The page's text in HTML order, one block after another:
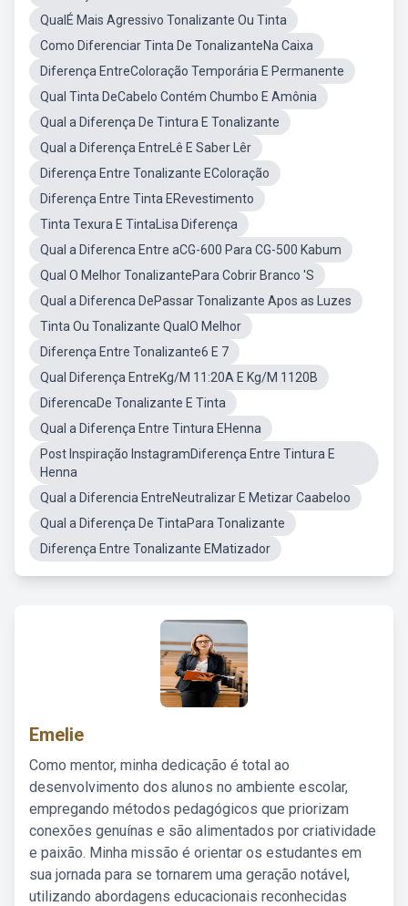
QualÉ Mais Agressivo Tonalizante Ou Tinta
Como Diferenciar Tinta De TonalizanteNa Caixa
Diferença EntreColoração Temporária E Permanente
Qual Tinta DeCabelo Contém Chumbo E Amônia
Qual a Diferença De Tintura E Tonalizante
Qual a Diferença EntreLê E Saber Lêr
Diferença Entre Tonalizante EColoração
Diferença Entre Tinta ERevestimento
Tinta Texura E TintaLisa Diferença
Qual a Diferenca Entre aCG-600 Para CG-500 Kabum
Qual O Melhor TonalizantePara Cobrir Branco 'S
Qual a Diferenca DePassar Tonalizante Apos as Luzes
Tinta Ou Tonalizante QualO Melhor
Diferença Entre Tonalizante6 E 7
Qual Diferença EntreKg/M 11:20A E Kg/M 1120B
DiferencaDe Tonalizante E Tinta
Qual a Diferença Entre Tintura EHenna
Post Inspiração InstagramDiferença Entre Tintura E
Henna
Qual a Diferencia EntreNeutralizar E Metizar Caabeloo
Qual a Diferença De TintaPara Tonalizante
Diferença Entre Tonalizante EMatizador
Emelie
Como mentor, minha dedicação é total ao
desenvolvimento dos alunos no ambiente escolar,
empregando métodos pedagógicos que priorizam
conexões genuínas e são alimentados por criatividade
e paixão. Minha missão é orientar os estudantes em
sua jornada para se tornarem uma geração notável,
utilizando abordagens educacionais reconhecidas